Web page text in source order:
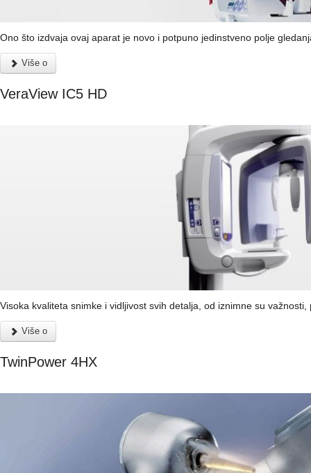
Ono što izdvaja ovaj aparat je novo i potpuno jedinstveno polje
Više o
VeraView IC5 HD
Visoka kvaliteta snimke i vidljivost svih detalja, od iznimne su
Više o
TwinPower 4HX